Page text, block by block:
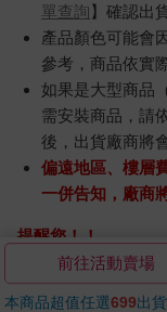
單查詢】確認出
產品顏色可能會
參考，商品依實
如果是大型商品
需安裝商品，請
後，出貨廠商將
偏遠地區、樓層
一併告知，廠商
提醒您！！
金石堂及銀行均不
ATM提款機，請不
前往活動賣場
本商品超值任選699出